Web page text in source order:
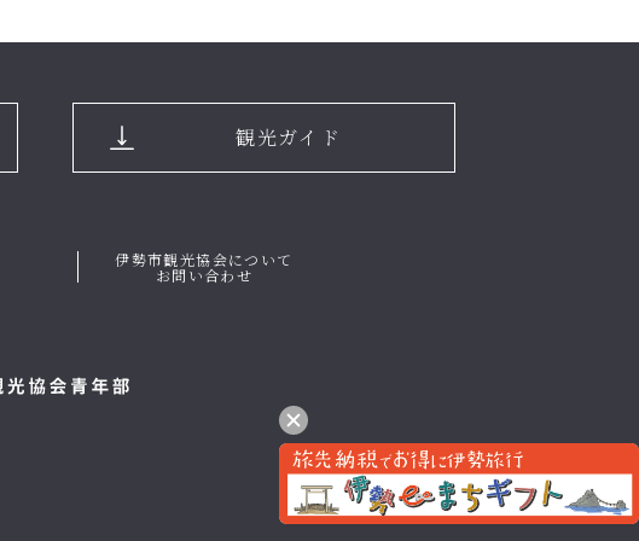
観光ガイド
伊勢市観光協会について
お問い合わせ